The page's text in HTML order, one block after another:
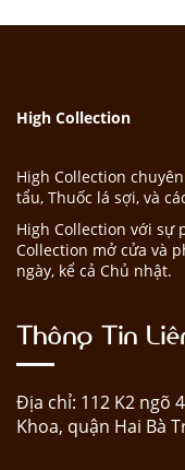
High Collection
High Collection
tẩu, Thuốc lá sợi, và
High Collection với sự
Collection mở cửa và
ngày, kể cả Chủ nhật.
Thông Tin
Địa chỉ: 112 K2 ngõ
Khoa, quận Hai Bà